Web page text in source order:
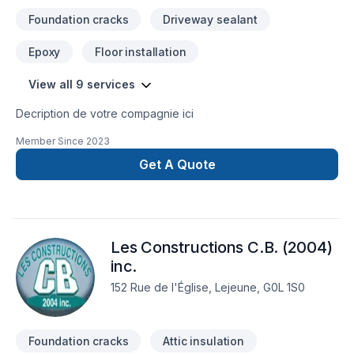
Foundation cracks Driveway sealant
Epoxy Floor installation
View all 9 services
Decription de votre compagnie ici
Member Since 2023
Get A Quote
Les Constructions C.B. (2004)
inc.
152 Rue de l'Église, Lejeune, G0L 1S0
Foundation cracks Attic insulation